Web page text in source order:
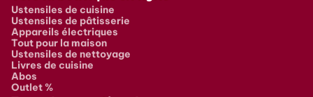
Ustensiles de cuisine
Ustensiles de pâtisserie
Appareils électriques
Tout pour la maison
Ustensiles de nettoyage
Livres de cuisine
Abos
Outlet %